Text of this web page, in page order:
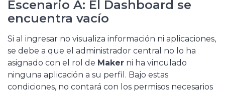
Escenario A: El Dashboard se
encuentra vacío
Si al ingresar no visualiza información ni aplicaciones,
se debe a que el administrador central no lo ha
asignado con el rol de Maker ni ha vinculado
ninguna aplicación a su perfil. Bajo estas
condiciones, no contará con los permisos necesarios